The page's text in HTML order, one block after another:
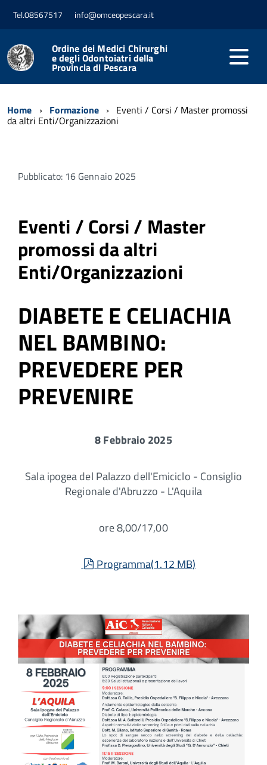
Tel.08567517 info@omceopescara.it
Ordine dei Medici Chirurghi
e degli Odontoiatri della
Provincia di Pescara
Home Formazione Eventi / Corsi / Master promossi
da altri Enti/Organizzazioni
Pubblicato: 16 Gennaio 2025
Eventi / Corsi / Master
promossi da altri
Enti/Organizzazioni
DIABETE E CELIACHIA
NEL BAMBINO:
PREVEDERE PER
PREVENIRE
8 Febbraio 2025
Sala ipogea del Palazzo dell'Emiciclo - Consiglio
Regionale d'Abruzzo - L'Aquila
ore 8,00/17,00
pdf
Programma(1.12 MB)